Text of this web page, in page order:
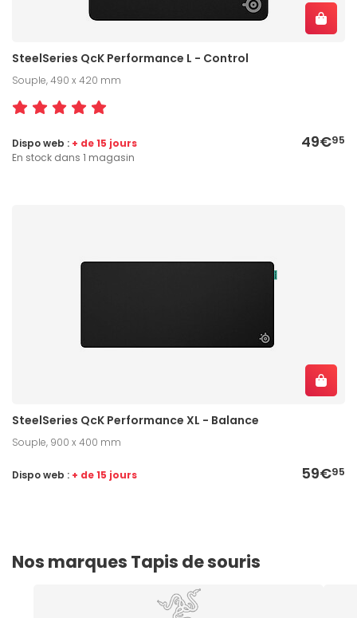
SteelSeries QcK Performance L - Control
Souple, 490 x 420 mm
49€95
Dispo web : + de 15 jours
En stock dans 1 magasin
SteelSeries QcK Performance XL - Balance
Souple, 900 x 400 mm
59€95
Dispo web : + de 15 jours
Nos marques Tapis de souris